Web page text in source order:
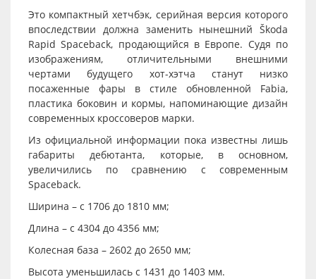
Это компактный хетчбэк, серийная версия которого
впоследствии должна заменить нынешний Škoda
Rapid Spaceback, продающийся в Европе. Судя по
изображениям, отличительными внешними
чертами будущего хот-хэтча станут низко
посаженные фары в стиле обновленной Fabia,
пластика боковин и кормы, напоминающие дизайн
современных кроссоверов марки.
Из официальной информации пока известны лишь
габариты дебютанта, которые, в основном,
увеличились по сравнению с современным
Spaceback.
Ширина – с 1706 до 1810 мм;
Длина – с 4304 до 4356 мм;
Колесная база – 2602 до 2650 мм;
Высота уменьшилась с 1431 до 1403 мм.